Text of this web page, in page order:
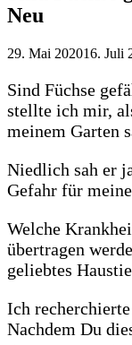
Neu
29. Mai 202016. Juli
Sind Füchse
stellte ich mir,
meinem Garten
Niedlich sah er
Gefahr für
Welche
übertragen
geliebtes
Ich
Nachdem Du